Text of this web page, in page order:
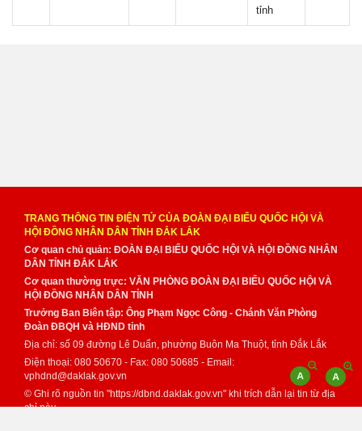
tỉnh
TRANG THÔNG TIN ĐIỆN TỬ CỦA ĐOÀN ĐẠI BIỂU QUỐC HỘI VÀ
HỘI ĐỒNG NHÂN DÂN TỈNH ĐẮK LẮK
Cơ quan chủ quản: ĐOÀN ĐẠI BIỂU QUỐC HỘI VÀ HỘI ĐỒNG NHÂN
DÂN TỈNH ĐẮK LẮK
Cơ quan thường trực: VĂN PHÒNG ĐOÀN ĐẠI BIỂU QUỐC HỘI VÀ
HỘI ĐỒNG NHÂN DÂN TỈNH
Trưởng Ban Biên tập: Ông Phạm Ngọc Công - Chánh Văn Phòng
Đoàn ĐBQH và HĐND tỉnh
Địa chỉ: số 09 đường Lê Duẩn, phường Buôn Ma Thuột, tỉnh Đắk Lắk
Điện thoại: 080 50670 - Fax: 080 50685 - Email:
vphdnd@daklak.gov.vn
© Ghi rõ nguồn tin "https://dbnd.daklak.gov.vn" khi trích dẫn lại tin từ địa
chỉ này.